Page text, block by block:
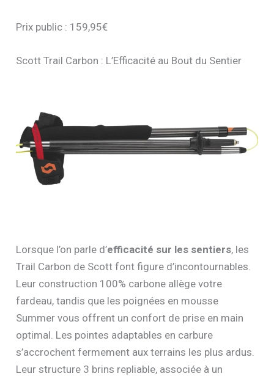
Prix public : 159,95€
Scott Trail Carbon : L’Efficacité au Bout du Sentier
Lorsque l’on parle d’efficacité sur les sentiers, les
Trail Carbon de Scott font figure d’incontournables.
Leur construction 100% carbone allège votre
fardeau, tandis que les poignées en mousse
Summer vous offrent un confort de prise en main
optimal. Les pointes adaptables en carbure
s’accrochent fermement aux terrains les plus ardus.
Leur structure 3 brins repliable, associée à un